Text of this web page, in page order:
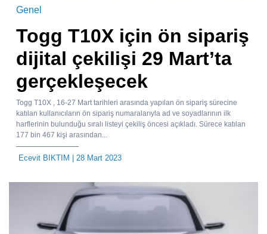
Genel
Togg T10X için ön sipariş
dijital çekilişi 29 Mart’ta
gerçekleşecek
Togg T10X , 16-27 Mart tarihleri arasında yapılan ön sipariş sürecine
katılan kullanıcıların ön sipariş numaralarıyla ad ve soyadlarının ilk
harflerinin bulunduğu sıralı listeyi çekiliş öncesi açıkladı. Sürece katılan
177 bin 467 kişi arasından...
Ecevit BIKTIM | 28 Mart 2023